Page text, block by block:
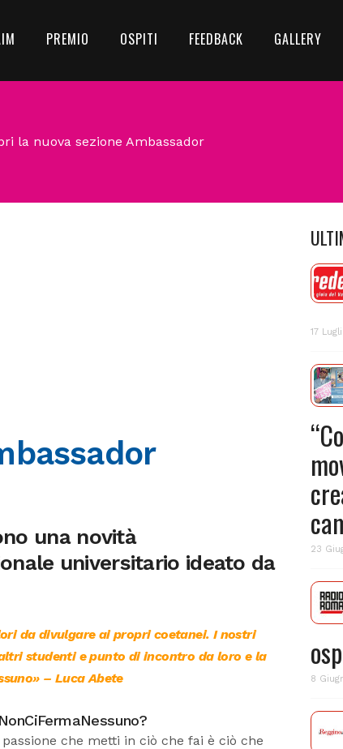
PREMIO OSPITI FEEDBACK GALLERY
la nuova sezione Ambassador
una novità
universitario ideato da
da divulgare ai propri coetanei. I nostri
studenti e punto di incontro da loro e la
– Luca Abete
che metti in ciò che fai è ciò che
17
23
8